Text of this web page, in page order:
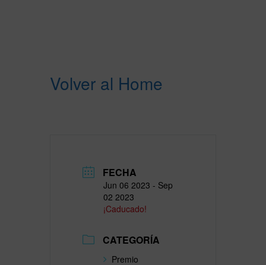
Volver al Home
FECHA
Jun 06 2023 - Sep
02 2023
¡Caducado!
CATEGORÍA
Premio